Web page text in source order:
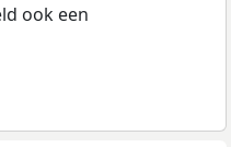
ook een